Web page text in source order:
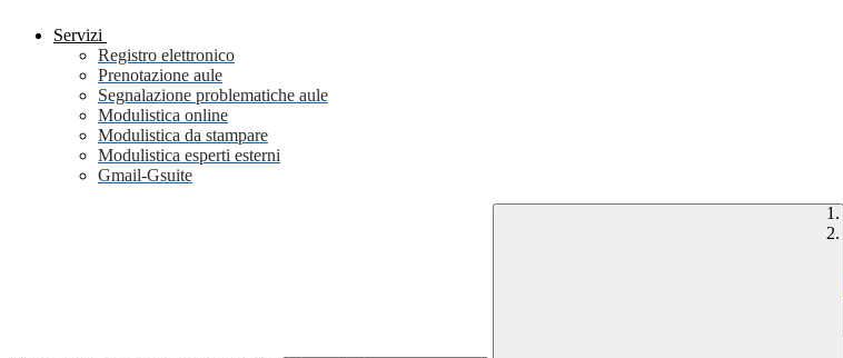
Servizi
Registro elettronico
Prenotazione aule
Segnalazione problematiche aule
Modulistica online
Modulistica da stampare
Modulistica esperti esterni
Gmail-Gsuite